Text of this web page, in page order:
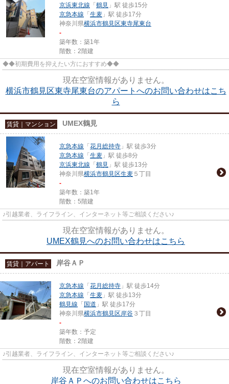
京浜東北線 「 鶴見 」駅 徒歩15分
京急本線 「 生麦 」駅 徒歩17分
神奈川県横浜市鶴見区東寺尾東台
-
築年数：築1年
階数：2階建
◆◆初期費用を抑えたい方におすすめ◆◆
現在空室情報がありません。
横浜市鶴見区東寺尾東台のアパートへのお問い合わせはこち
ら
賃貸｜マンション UMEX鶴見
京急本線 「 花月総持寺 」駅 徒歩3分
京急本線 「 生麦 」駅 徒歩8分
京浜東北線 「 鶴見 」駅 徒歩13分
神奈川県横浜市鶴見区生麦 ５丁目
-
築年数：築1年
階数：5階建
♪引越業者、ライフライン、インターネット等ご相談ください♪
現在空室情報がありません。
UMEX鶴見へのお問い合わせはこちら
賃貸｜アパート 岸谷ＡＰ
京急本線 「 花月総持寺 」駅 徒歩14分
京急本線 「 生麦 」駅 徒歩13分
鶴見線 「 国道 」駅 徒歩17分
神奈川県横浜市鶴見区岸谷 ３丁目
-
築年数：予定
階数：2階建
♪引越業者、ライフライン、インターネット等ご相談ください♪
現在空室情報がありません。
岸谷ＡＰへのお問い合わせはこちら